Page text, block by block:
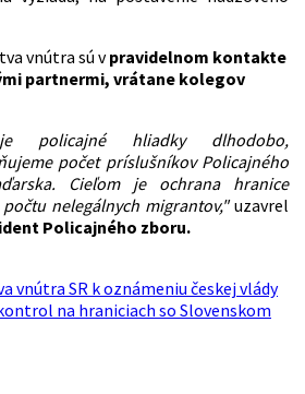
vnútra sú vpravidelnom kontakte
partnermi, vrátane kolegov
policajné hliadky dlhodobo,
počet príslušníkov Policajného
Cieľom je ochrana hranice
nelegálnych migrantov,"uzavrel
Policajného zboru.
vnútra SR k oznámeniu českej vlády
na hraniciach so Slovenskom